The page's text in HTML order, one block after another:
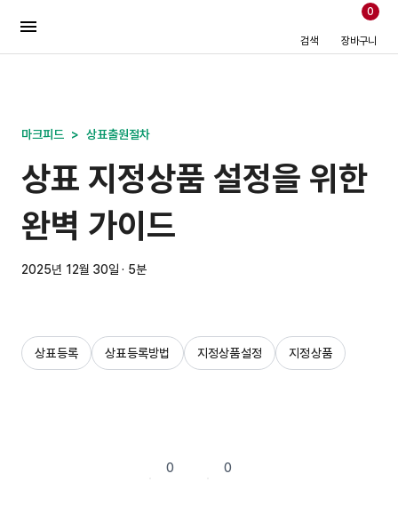
검색 장바구니
0
마크피드 > 상표출원절차
상표 지정상품 설정을 위한
완벽 가이드
2025년 12월 30일 · 5분
상표등록 상표등록방법 지정상품설정 지정상품
0 0